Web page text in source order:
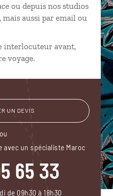
ou depuis nos studios
mais aussi par email ou
interlocuteur avant,
voyage.
UN DEVIS
ou
avec un spécialiste Maroc
65 33
de 09h30 à 18h30